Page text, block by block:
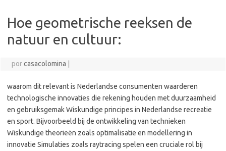
Hoe geometrische reeksen de
natuur en cultuur:
porcasacolomina
waarom dit relevant is Nederlandse consumenten waarderen
technologische innovaties die rekening houden met duurzaamheid
en gebruiksgemak Wiskundige principes in Nederlandse recreatie
en sport. Bijvoorbeeld bij de ontwikkeling van technieken
Wiskundige theorieën zoals optimalisatie en modellering in
innovatie Simulaties zoals raytracing spelen een cruciale rol bij